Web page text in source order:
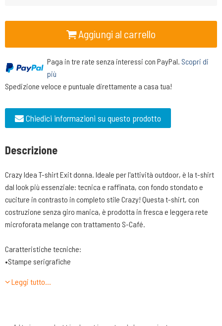
Aggiungi al carrello
Paga in tre rate senza interessi con PayPal. Scopri di
più
Spedizione veloce e puntuale direttamente a casa tua!
Chiedici informazioni su questo prodotto
Descrizione
Crazy Idea T-shirt Exit donna. Ideale per l'attività outdoor, è la t-shirt
dal look più essenziale: tecnica e raffinata, con fondo stondato e
cuciture in contrasto in completo stile Crazy! Questa t-shirt, con
costruzione senza giro manica, è prodotta in fresca e leggera rete
microforata melange con trattamento S-Café.
Caratteristiche tecniche:
•Stampe serigrafiche
•Cuciture piatte in contrasto di colore
Leggi tutto…